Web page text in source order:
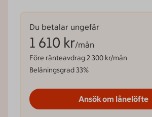
Du betalar ungefär
1 610 kr/mån
Före ränteavdrag 2 300kr/mån
Belåningsgrad 33%
Ansök om lånelöfte